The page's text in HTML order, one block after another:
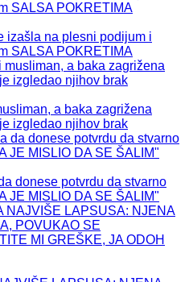
izašla na plesni podijum i
SALSA POKRETIMA
a baka zagrižena
izgledao njihov brak
donese potvrdu da stvarno
JE MISLIO DA SE ŠALIM"